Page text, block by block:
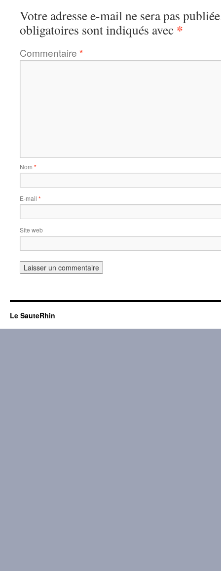
Votre adresse e-mail ne sera pas
obligatoires sont indiqués avec *
Commentaire *
Nom *
E-mail *
Site web
Le SauteRhin